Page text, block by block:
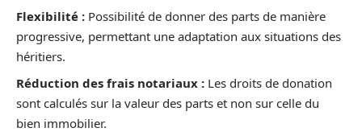
Flexibilité : Possibilité de donner des parts de manière
progressive, permettant une adaptation aux situations des
héritiers.
Réduction des frais notariaux : Les droits de donation
sont calculés sur la valeur des parts et non sur celle du
bien immobilier.